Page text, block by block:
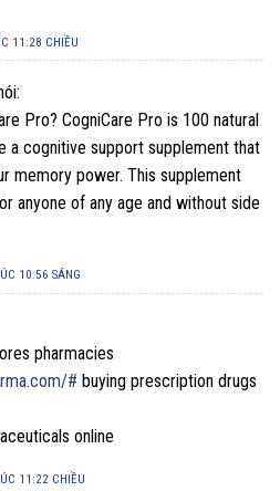
11:28 CHIỀU
Pro? CogniCare Pro is 100 natural
a cognitive support supplement that
memory power. This supplement
anyone of any age and without side
10:56 SÁNG
pharmacies
# buying prescription drugs
online
11:22 CHIỀU